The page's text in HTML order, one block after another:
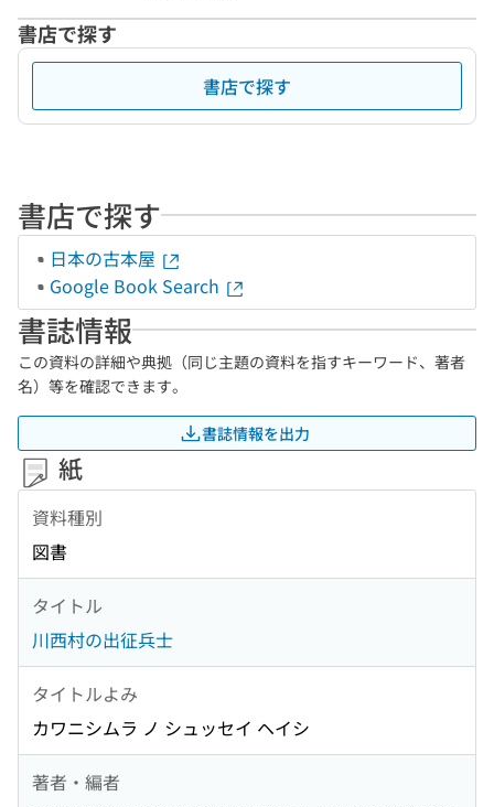
書店で探す
書店で探す
書店で探す
日本の古本屋
Google Book Search
書誌情報
この資料の詳細や典拠（同じ主題の資料を指すキーワード、著者
名）等を確認できます。
書誌情報を出力
紙
資料種別
図書
タイトル
川西村の出征兵士
タイトルよみ
カワニシムラ ノ シュッセイ ヘイシ
著者・編者